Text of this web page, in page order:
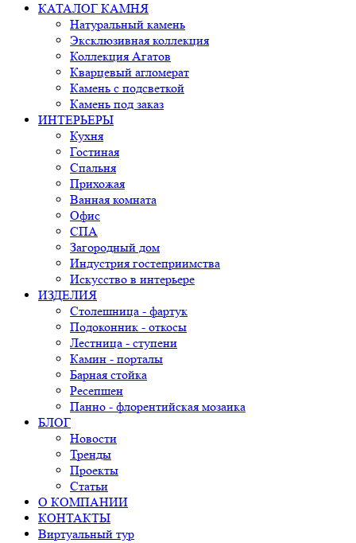
КАТАЛОГ КАМНЯ
Натуральный камень
Эксклюзивная коллекция
Коллекция Агатов
Кварцевый агломерат
Камень с подсветкой
Камень под заказ
ИНТЕРЬЕРЫ
Кухня
Гостиная
Спальня
Прихожая
Ванная комната
Офис
СПА
Загородный дом
Индустрия гостеприимства
Искусство в интерьере
ИЗДЕЛИЯ
Столешница - фартук
Подоконник - откосы
Лестница - ступени
Камин - порталы
Барная стойка
Ресепшен
Панно - флорентийская мозаика
БЛОГ
Новости
Тренды
Проекты
Статьи
О КОМПАНИИ
КОНТАКТЫ
Виртуальный тур